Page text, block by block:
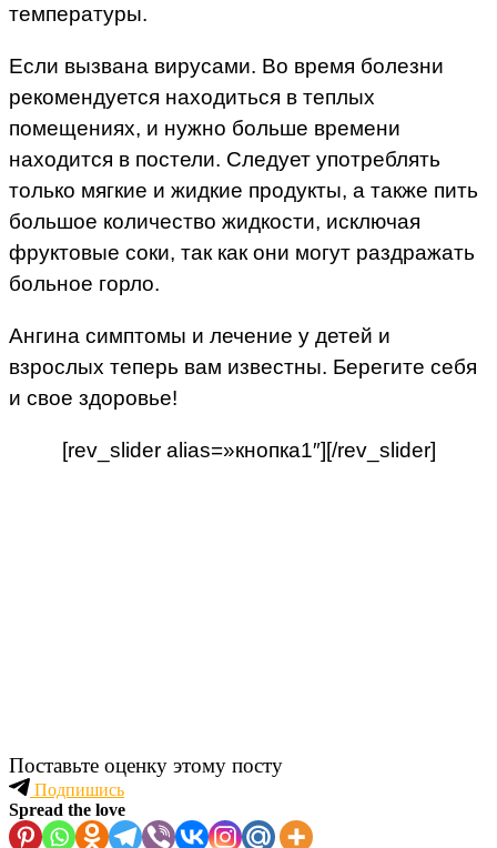
температуры.
Если вызвана вирусами. Во время болезни
рекомендуется находиться в теплых
помещениях, и нужно больше времени
находится в постели. Следует употреблять
только мягкие и жидкие продукты, а также пить
большое количество жидкости, исключая
фруктовые соки, так как они могут раздражать
больное горло.
Ангина симптомы и лечение у детей и
взрослых теперь вам известны. Берегите себя
и свое здоровье!
[rev_slider alias=»кнопка1″][/rev_slider]
Поставьте оценку этому посту
Подпишись
Spread the love